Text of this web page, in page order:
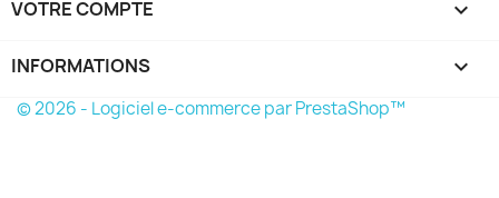
VOTRE COMPTE 
INFORMATIONS keyboard_arrow_down
© 2026 - Logiciel e-commerce par PrestaShop™